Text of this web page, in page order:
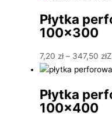
Płytka
100×300
7,20 zł – 347,50 zł
Płytka
100×400